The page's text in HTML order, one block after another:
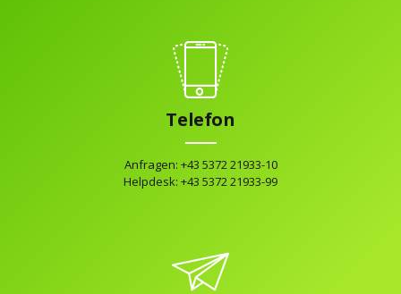
Telefon
Anfragen: +43 5372 21933-10
Helpdesk: +43 5372 21933-99